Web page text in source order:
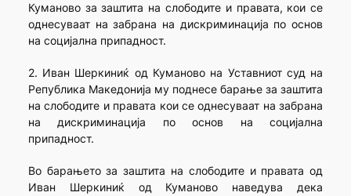
Куманово за заштита на слободите и правата, кои се
однесуваат на забрана на дискриминација по основ
на социјална припадност.
2. Иван Шеркиниќ од Куманово на Уставниот суд на
Република Македонија му поднесе барање за заштита
на слободите и правата кои се однесуваат на забрана
на дискриминација по основ на социјална
припадност.
Во барањето за заштита на слободите и правата од
Иван Шеркиниќ од Куманово наведува дека